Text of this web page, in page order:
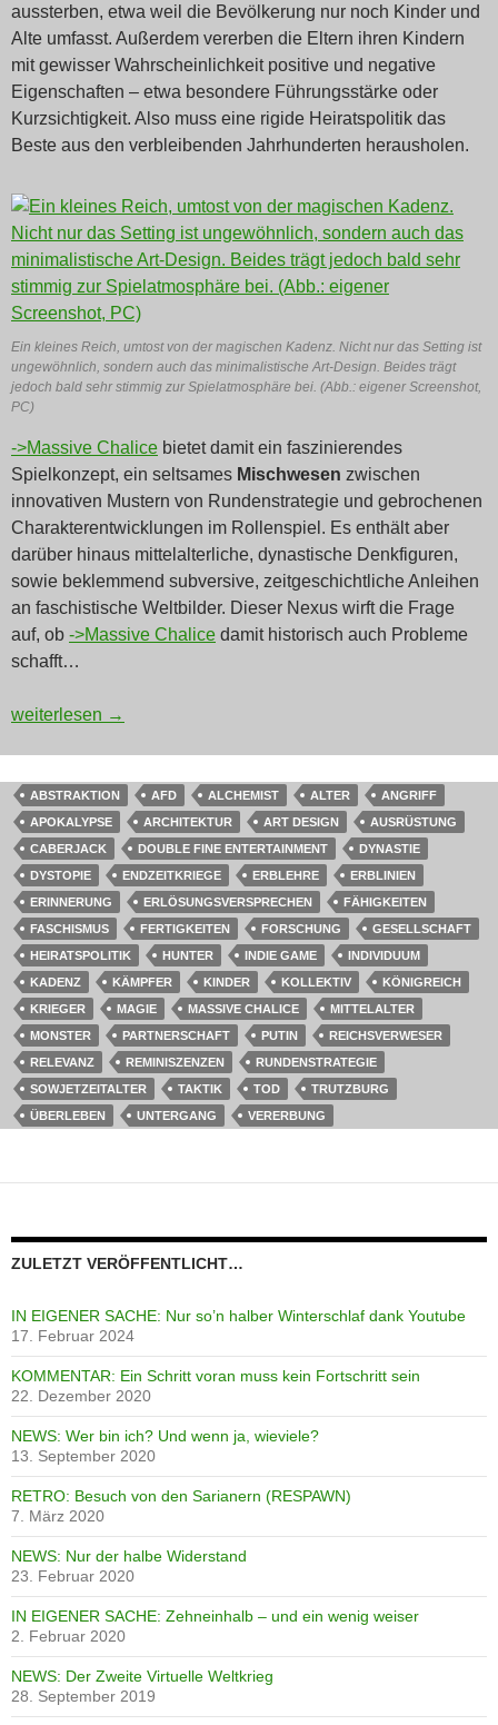
aussterben, etwa weil die Bevölkerung nur noch Kinder und
Alte umfasst. Außerdem vererben die Eltern ihren Kindern
mit gewisser Wahrscheinlichkeit positive und negative
Eigenschaften – etwa besondere Führungsstärke oder
Kurzsichtigkeit. Also muss eine rigide Heiratspolitik das
Beste aus den verbleibenden Jahrhunderten herausholen.
Ein kleines Reich, umtost von der magischen Kadenz. Nicht nur das Setting ist
ungewöhnlich, sondern auch das minimalistische Art-Design. Beides trägt
jedoch bald sehr stimmig zur Spielatmosphäre bei. (Abb.: eigener Screenshot,
PC)
->Massive Chalice bietet damit ein faszinierendes
Spielkonzept, ein seltsames Mischwesen zwischen
innovativen Mustern von Rundenstrategie und gebrochenen
Charakterentwicklungen im Rollenspiel. Es enthält aber
darüber hinaus mittelalterliche, dynastische Denkfiguren,
sowie beklemmend subversive, zeitgeschichtliche Anleihen
an faschistische Weltbilder. Dieser Nexus wirft die Frage
auf, ob ->Massive Chalice damit historisch auch Probleme
schafft…
INNOVATION: Familienbrut
weiterlesen →
ABSTRAKTION AFD ALCHEMIST ALTER
ANGRIFF
APOKALYPSE
ARCHITEKTUR ART DESIGN
AUSRÜSTUNG
CABERJACK
DOUBLE FINE ENTERTAINMENT
DYNASTIE
DYSTOPIE
ENDZEITKRIEGE ERBLEHRE
ERBLINIEN
ERINNERUNG
ERLÖSUNGSVERSPRECHEN
FÄHIGKEITEN
FASCHISMUS
FERTIGKEITEN FORSCHUNG
GESELLSCHAFT
HEIRATSPOLITIK
HUNTER INDIE GAME
INDIVIDUUM
KADENZ
KÄMPFER KINDER KOLLEKTIV
KÖNIGREICH
KRIEGER
MAGIE MASSIVE CHALICE
MITTELALTER
MONSTER
PARTNERSCHAFT PUTIN
REICHSVERWESER
RELEVANZ
REMINISZENZEN
RUNDENSTRATEGIE
SOWJETZEITALTER
TAKTIK TOD
TRUTZBURG
ÜBERLEBEN
UNTERGANG VERERBUNG
ZULETZT VERÖFFENTLICHT…
IN EIGENER SACHE: Nur so’n halber Winterschlaf dank Youtube
17. Februar 2024
KOMMENTAR: Ein Schritt voran muss kein Fortschritt sein
22. Dezember 2020
NEWS: Wer bin ich? Und wenn ja, wieviele?
13. September 2020
RETRO: Besuch von den Sarianern (RESPAWN)
7. März 2020
NEWS: Nur der halbe Widerstand
23. Februar 2020
IN EIGENER SACHE: Zehneinhalb – und ein wenig weiser
2. Februar 2020
NEWS: Der Zweite Virtuelle Weltkrieg
28. September 2019